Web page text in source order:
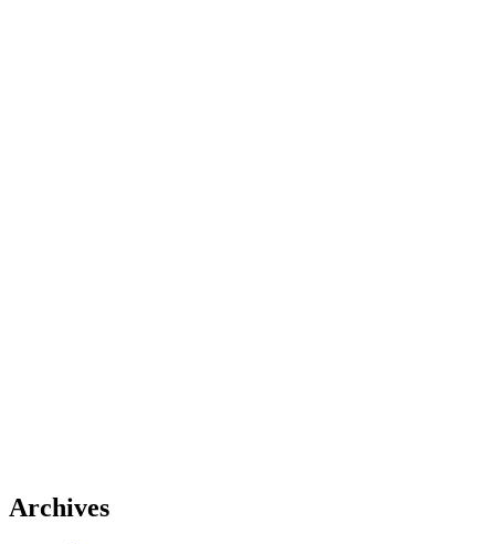
Archives